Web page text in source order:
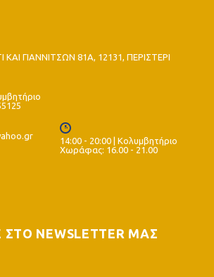
ΓΙΑΝΝΙΤΣΩΝ 81Α, 12131, ΠΕΡΙΣΤΕΡΙ
14:00 - 20:00 | Κολυμβητήριο
Χωράφας: 16.00 - 21.00
NEWSLETTER ΜΑΣ